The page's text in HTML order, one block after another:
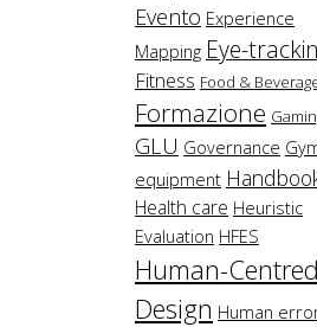
Evento Experience
Mapping Eye-
Fitness Food &
Formazione
GLU Governance
equipment
Health care Heuristic
Evaluation HFES
Human-Centred
Design Human